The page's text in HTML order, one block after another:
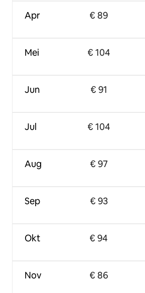
Apr
Mei
Jun
Jul
Aug
Sep
Okt
Nov
€ 89
€ 104
€ 91
€ 104
€ 97
€ 93
€ 94
€ 86